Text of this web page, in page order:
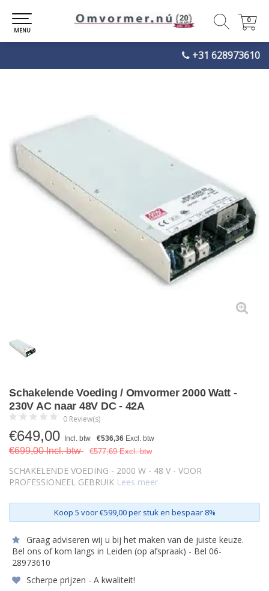
+31 628973610
0
0
MENU
Schakelende Voeding / Omvormer 2000 Watt -
230V AC naar 48V DC - 42A
0 Review(s)
€649,00 Incl. btw €536,36 Excl. btw
€699,00 Incl. btw €577,69 Excl. btw
SCHAKELENDE VOEDING - 2000 W - 48 V - VOOR
PROFESSIONEEL GEBRUIK Lees meer
Koop 5 voor €599,00 per stuk en bespaar 8%
Graag adviseren wij u bij het maken van de juiste keuze.
Bel ons of kom langs in Leiden (op afspraak) - Bel 06-
28973610
Scherpe prijzen - A kwaliteit!